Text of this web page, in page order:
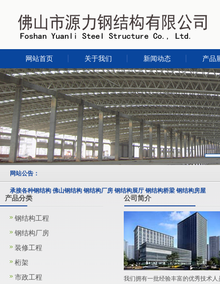
网站首页 关于我们 新闻动态 产品
网站公告：
承接各种钢结构 佛山钢结构 钢结构厂房 钢结构展厅 钢结构桥梁 钢结构房屋
产品分类
钢结构工程
钢结构厂房
装修工程
桁架
市政工程
公司简介
我们拥有一批经验丰富的优秀技术